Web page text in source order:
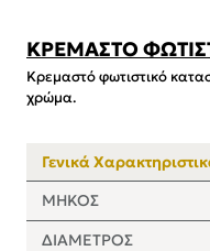
ΚΡΕΜΑΣΤΟ
Κρεμαστό φωτιστικό
χρώμα.
Γενικά
ΜΗΚΟΣ
ΔΙΑΜΕΤΡΟΣ